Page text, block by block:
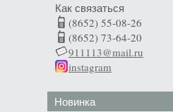
Как связаться
(8652) 55-08-26
(8652) 73-64-20
911113@mail.ru
instagram
Новинка